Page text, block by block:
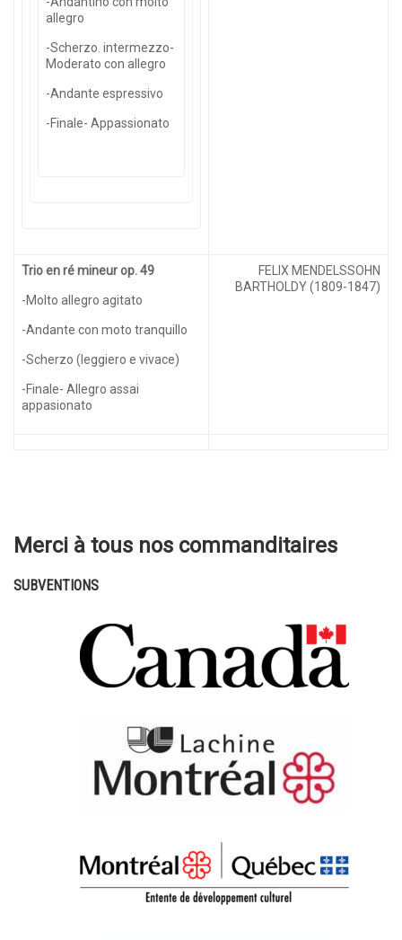
allegro
-Scherzo. intermezzo-
Moderato con allegro
-Andante espressivo
-Finale- Appassionato
Trio en ré mineur op. 49
-Molto allegro agitato
-Andante con moto tranquillo
-Scherzo (leggiero e vivace)
-Finale- Allegro assai
appasionato
FELIX MENDELSSOHN
BARTHOLDY (1809-1847)
Merci à tous nos commanditaires
SUBVENTIONS